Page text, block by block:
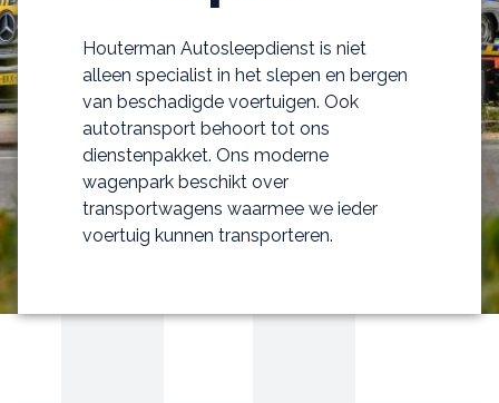
Houterman Autosleepdienst is niet
alleen specialist in het slepen en bergen
van beschadigde voertuigen. Ook
autotransport behoort tot ons
dienstenpakket. Ons moderne
wagenpark beschikt over
transportwagens waarmee we ieder
voertuig kunnen transporteren.